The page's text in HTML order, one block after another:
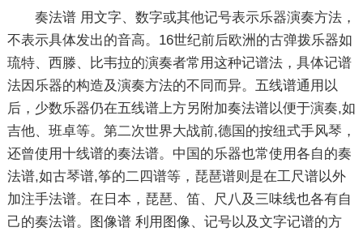
奏法谱 用文字、数字或其他记号表示乐器演奏方法，
不表示具体发出的音高。16世纪前后欧洲的古弹拨乐器如
琉特、西滕、比韦拉的演奏者常用这种记谱法，具体记谱
法因乐器的构造及演奏方法的不同而异。五线谱通用以
后，少数乐器仍在五线谱上方另附加奏法谱以便于演奏,如
吉他、班卓等。第二次世界大战前,德国的按纽式手风琴，
还曾使用十线谱的奏法谱。中国的乐器也常使用各自的奏
法谱,如古琴谱,筝的二四谱等，琵琶谱则是在工尺谱以外
加注手法谱。在日本，琵琶、笛、尺八及三味线也各有自
己的奏法谱。图像谱 利用图像、记号以及文字记谱的方